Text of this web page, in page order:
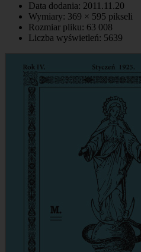
Data dodania: 2011.11.20
Wymiary: 369 × 595 pikseli
Rozmiar pliku: 63 008
Liczba wyświetleń: 5639